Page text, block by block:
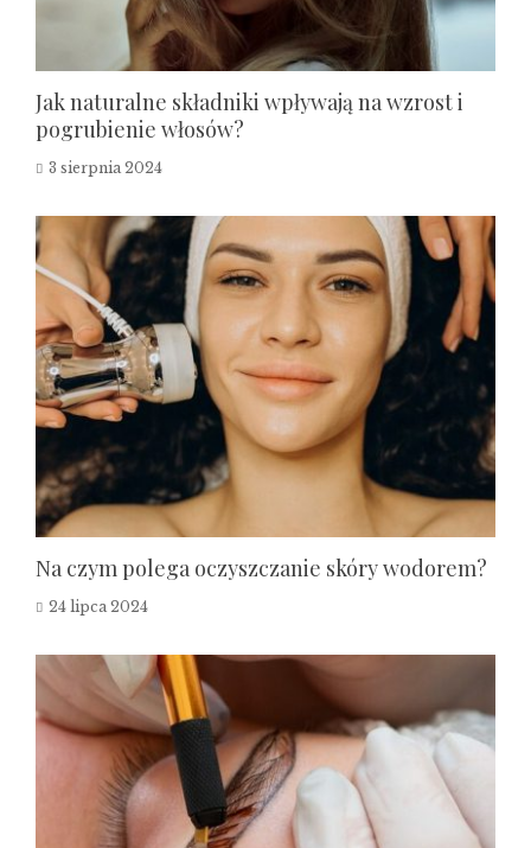
Jak naturalne składniki wpływają na wzrost i
pogrubienie włosów?
3 sierpnia 2024
Na czym polega oczyszczanie skóry wodorem?
24 lipca 2024